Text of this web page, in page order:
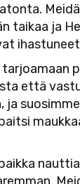
taikaa ja
että
ja